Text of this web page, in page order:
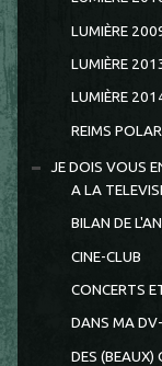
LUMIÈRE
LUMIÈRE
LUMIÈRE
REIMS
JE DOIS VOUS
A LA
BILAN DE
CINE-CLUB
CONCERTS
DANS MA
DES (BEAUX)